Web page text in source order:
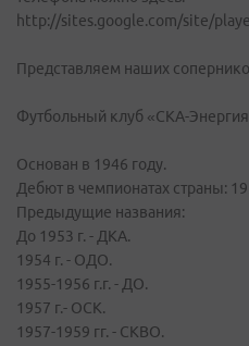
http://sites.google.com/site/
Представляем наших
Футбольный клуб «СКА-
Основан в 1946 году.
Дебют в чемпионатах страны:
Предыдущие названия:
До 1953 г. - ДКА.
1954 г. - ОДО.
1955-1956 г.г. - ДО.
1957 г.- ОСК.
1957-1959 гг. - СКВО.